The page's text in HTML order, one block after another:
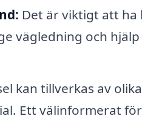
Det är viktigt att
vägledning och
kan tillverkas av
Ett välinformerat